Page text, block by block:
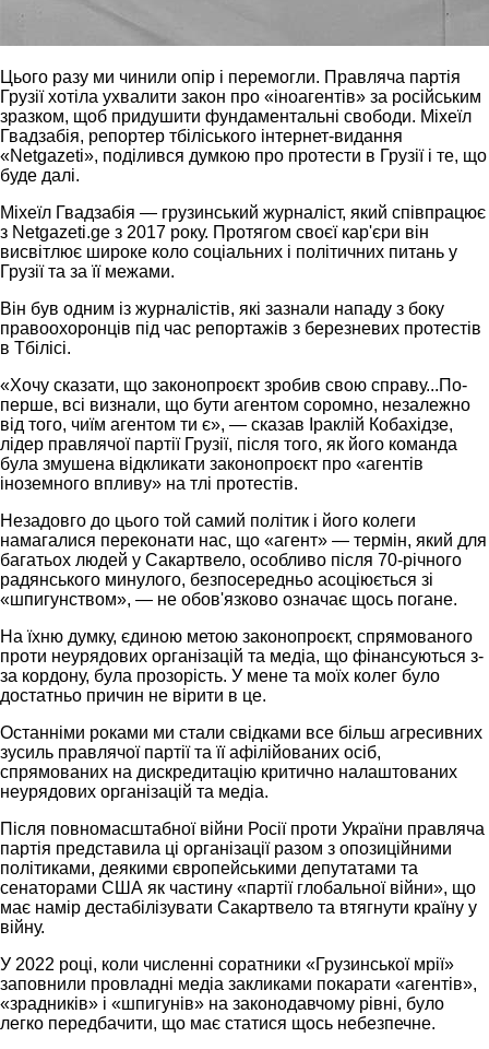
Цього разу ми чинили опір і перемогли. Правляча партія
Грузії хотіла ухвалити закон про «іноагентів» за російським
зразком, щоб придушити фундаментальні свободи. Міхеїл
Гвадзабія, репортер тбіліського інтернет-видання
«Netgazeti», поділився думкою про протести в Грузії і те, що
буде далі.
Міхеїл Гвадзабія — грузинський журналіст, який співпрацює
з Netgazeti.ge з 2017 року. Протягом своєї кар'єри він
висвітлює широке коло соціальних і політичних питань у
Грузії та за її межами.
Він був одним із журналістів, які зазнали нападу з боку
правоохоронців під час репортажів з березневих протестів
в Тбілісі.
«Хочу сказати, що законопроєкт зробив свою справу...По-
перше, всі визнали, що бути агентом соромно, незалежно
від того, чиїм агентом ти є», — сказав Іраклій Кобахідзе,
лідер правлячої партії Грузії, після того, як його команда
була змушена відкликати законопроєкт про «агентів
іноземного впливу» на тлі протестів.
Незадовго до цього той самий політик і його колеги
намагалися переконати нас, що «агент» — термін, який для
багатьох людей у Сакартвело, особливо після 70-річного
радянського минулого, безпосередньо асоціюється зі
«шпигунством», — не обов'язково означає щось погане.
На їхню думку, єдиною метою законопроєкт, спрямованого
проти неурядових організацій та медіа, що фінансуються з-
за кордону, була прозорість. У мене та моїх колег було
достатньо причин не вірити в це.
Останніми роками ми стали свідками все більш агресивних
зусиль правлячої партії та її афілійованих осіб,
спрямованих на дискредитацію критично налаштованих
неурядових організацій та медіа.
Після повномасштабної війни Росії проти України правляча
партія представила ці організації разом з опозиційними
політиками, деякими європейськими депутатами та
сенаторами США як частину «партії глобальної війни», що
має намір дестабілізувати Сакартвело та втягнути країну у
війну.
У 2022 році, коли численні соратники «Грузинської мрії»
заповнили провладні медіа закликами покарати «агентів»,
«зрадників» і «шпигунів» на законодавчому рівні, було
легко передбачити, що має статися щось небезпечне.